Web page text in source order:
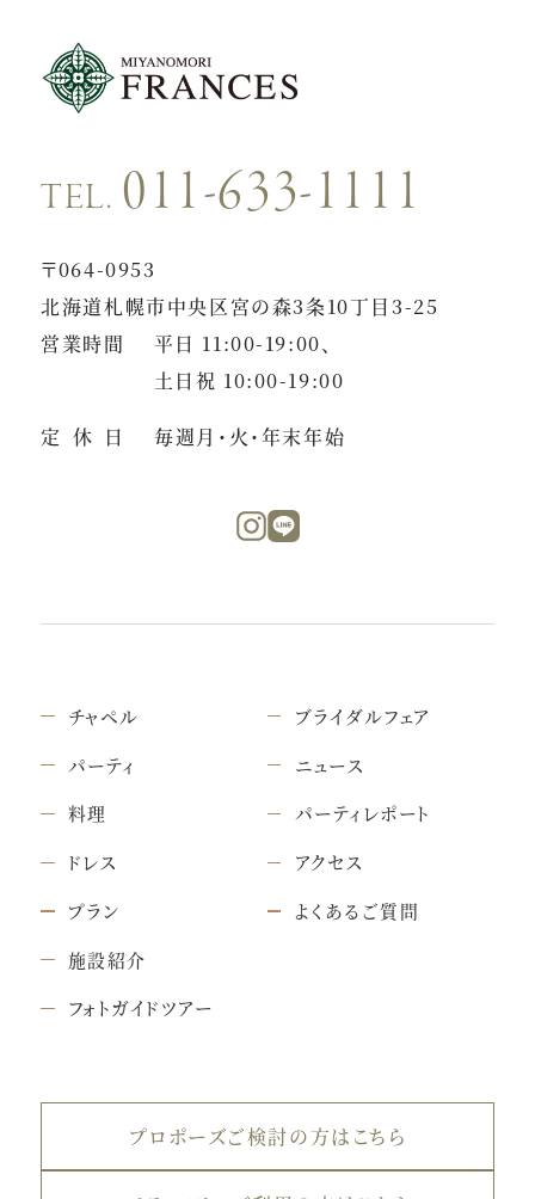
TEL. 011-633-1111
〒064-0953
北海道札幌市中央区宮の森3条10丁目3-25
営業時間
平日 11:00-19:00、
土日祝 10:00-19:00
定休日 毎週月・火・年末年始
チャペル
パーティ
料理
ドレス
プラン
施設紹介
フォトガイドツアー
ブライダルフェア
ニュース
パーティレポート
アクセス
よくあるご質問
プロポーズご検討の方はこちら